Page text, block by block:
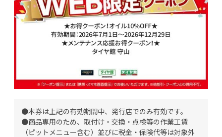
●本券は上記の有効期間中、発行店でのみ有効です。
●商品専用のため、取付け・交換・点検等の作業工賃
（ピットメニュー含む）並びに税金・保険代等は対象外